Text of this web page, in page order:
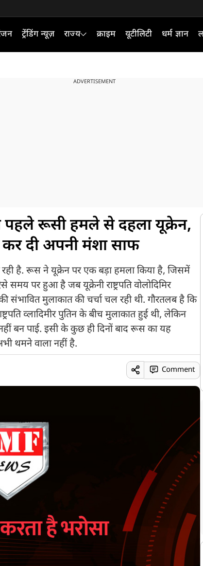
ट्रेंडिंग न्यूज़ राज्य क्राइम यूटीलिटी धर्म ज्ञान
ADVERTISEMENT
पहले रूसी हमले से दहला यूक्रेन,
दी अपनी मंशा साफ
है. रूस ने यूक्रेन पर एक बड़ा हमला किया है, जिसमें
पर हुआ है जब यूक्रेनी राष्ट्रपति वोलोदिमिर
संभावित मुलाकात की चर्चा चल रही थी. गौरतलब है कि
व्लादिमीर पुतिन के बीच मुलाकात हुई थी, लेकिन
बन पाई. इसी के कुछ ही दिनों बाद रूस का यह
थमने वाला नहीं है.
Comment